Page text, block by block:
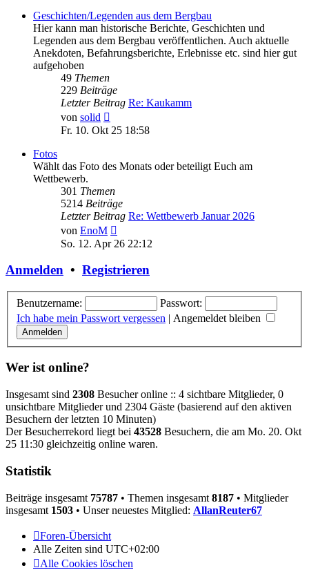
Geschichten/Legenden aus dem Bergbau
Hier kann man historische Berichte, Geschichten und
Legenden aus dem Bergbau veröffentlichen. Auch aktuelle
Anekdoten, Befahrungsberichte, Erlebnisse etc. sind hier gut
aufgehoben
49 Themen
229 Beiträge
Letzter Beitrag Re: Kaukamm
von solid
Beitrag
Fr. 10. Okt 25 18:58
Fotos
Wählt das Foto des Monats oder beteiligt Euch am
Wettbewerb.
301 Themen
5214 Beiträge
Letzter Beitrag Re: Wettbewerb Januar 2026
von EnoM
Beitrag
So. 12. Apr 26 22:12
Anmelden • Registrieren
Benutzername:
Passwort:
Ich habe mein Passwort vergessen | Angemeldet bleiben
Wer ist online?
Insgesamt sind 2308 Besucher online :: 4 sichtbare Mitglieder, 0
unsichtbare Mitglieder und 2304 Gäste (basierend auf den aktiven
Besuchern der letzten 10 Minuten)
Der Besucherrekord liegt bei 43528 Besuchern, die am Mo. 20. Okt
25 11:30 gleichzeitig online waren.
Statistik
Beiträge insgesamt 75787 • Themen insgesamt 8187 • Mitglieder
insgesamt 1503 • Unser neuestes Mitglied: AllanReuter67
Foren-Übersicht
Alle Zeiten sind UTC+02:00
Alle Cookies löschen